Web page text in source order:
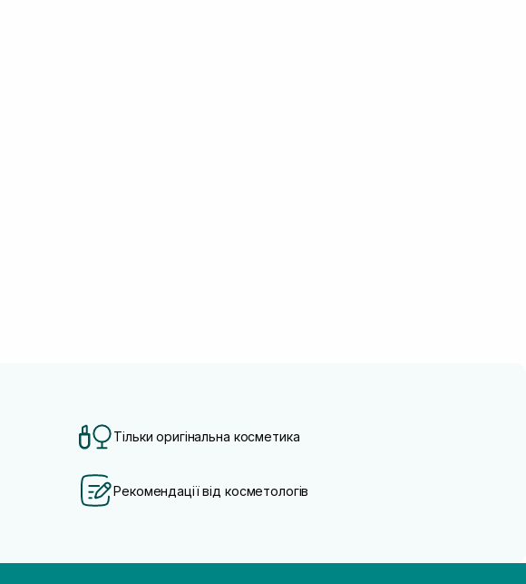
Тільки оригінальна косметика
Рекомендації від косметологів